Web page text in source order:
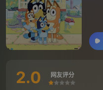
2.0 网友评分
很差较差还行
推荐力荐